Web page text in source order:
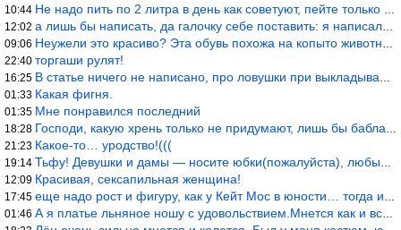
10:44 Не надо пить по 2 литра в день как советуют, пейте только когда
12:02 а лишь бы написать, да галочку себе поставить: я написала статью
09:06 Неужели это красиво? Эта обувь похожа на копыто животного, не хв
22:40 торгаши рулят!
16:25 В статье ничего не написано, про ловушки при выкладывании товара
01:33 Какая фигня.
01:35 Мне понравился последний
18:28 Господи, какую хрень только не придумают, лишь бы бабла срубить!
21:23 Какое-то… уродство!(((
19:14 Тьфу! Девушки и дамы — носите юбки(пожалуйста), любые штаны на ж
12:09 Красивая, сексапильная женщина!
17:45 еще надо рост и фигуру, как у Кейт Мос в юности… тогда и стиль т
01:46 А я платье льняное ношу с удовольствием.Мнется как и все. Но это